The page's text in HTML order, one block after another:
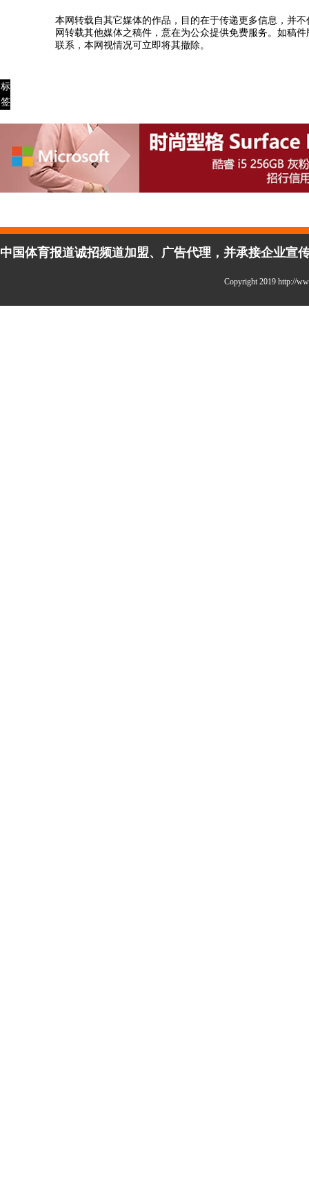
本网转载自其它媒体的作品，目的在于传递更多信息，并
网转载其他媒体之稿件，意在为公众提供免费服务。如稿
联系，本网视情况可立即将其撤除。
标
签
中国体育报道诚招频道加盟、广告代理，并承接企业宣
Copyright 2019 http://